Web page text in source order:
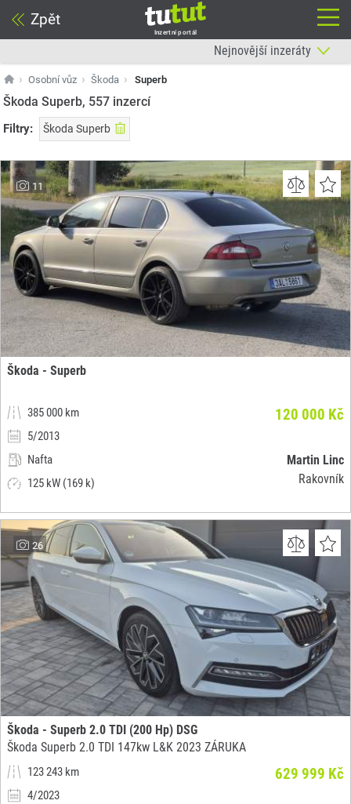
Zpět
Inzertní portál
Osobní vůz Škoda Superb
Škoda Superb, 557 inzercí
Filtry: Škoda Superb
11
Škoda - Superb
385 000 km
5/2013
Nafta
125 kW (169 k)
120 000 Kč
Martin Linc
Rakovník
26
Škoda - Superb 2.0 TDI (200 Hp) DSG
Škoda Superb 2.0 TDI 147kw L&K 2023 ZÁRUKA
123 243 km
4/2023
629 999 Kč